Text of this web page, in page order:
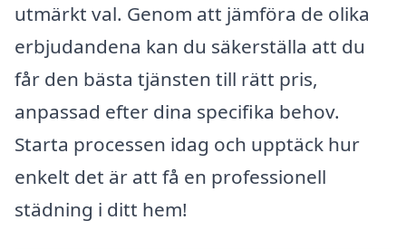
utmärkt val. Genom att jämföra de olika
erbjudandena kan du säkerställa att du
får den bästa tjänsten till rätt pris,
anpassad efter dina specifika behov.
Starta processen idag och upptäck hur
enkelt det är att få en professionell
städning i ditt hem!